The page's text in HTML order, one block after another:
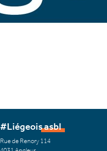
#Liégeois asbl
Rue de Renory 114